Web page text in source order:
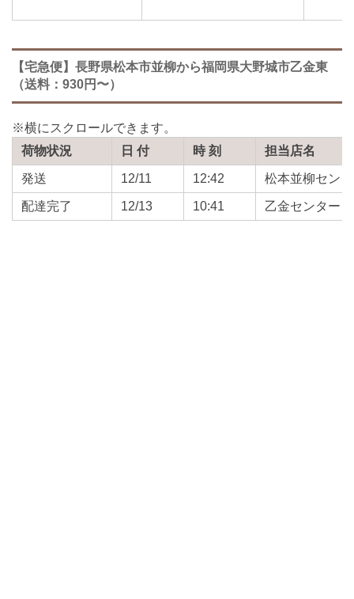
【宅急便】長野県松本市並柳から福岡県大野城市乙金東
（送料：930円〜）
荷物状況 日 付 時 刻 担当店名
発送 12/11 12:42 松本並柳セン
配達完了 12/13 10:41 乙金センター